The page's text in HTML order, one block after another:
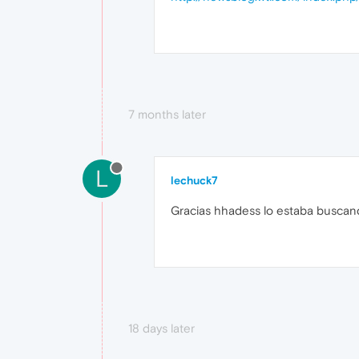
7 months later
L lechuck7
Gracias hhadess lo estaba
18 days later